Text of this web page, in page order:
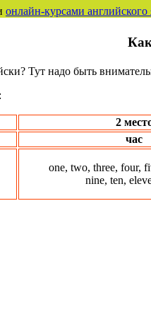
онлайн-курсами английского
Тут надо быть
2
час
one, two, three, four,
nine, ten,